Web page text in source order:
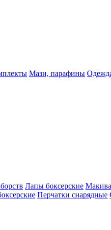
Мази, парафины
Лапы боксерские
Перчатки снарядные